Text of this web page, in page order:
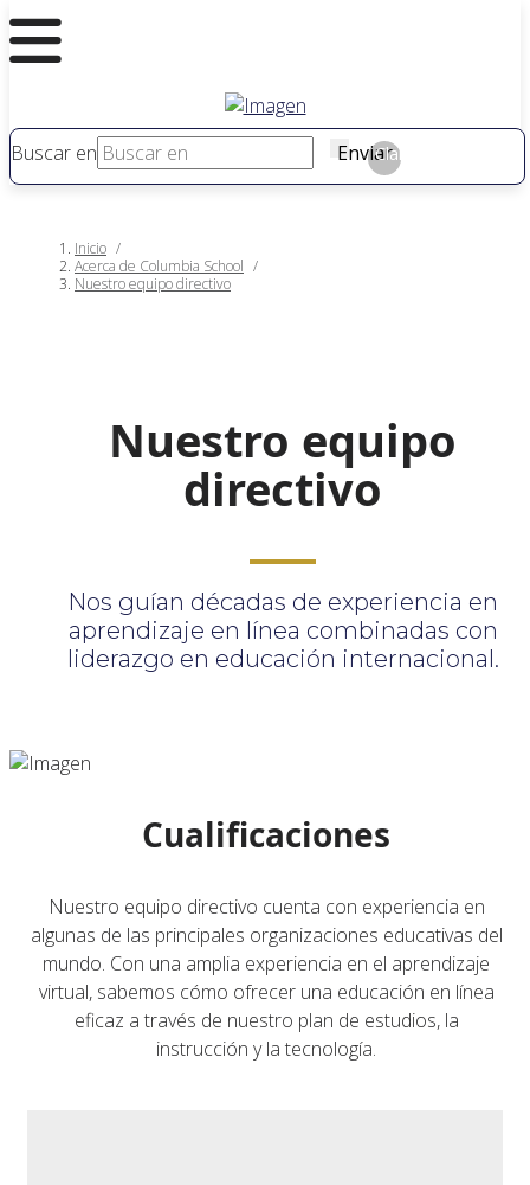
Buscar en Enviar
Claro
Inicio /
Acerca de Columbia School /
Nuestro equipo directivo
Nuestro equipo
directivo
Nos guían décadas de experiencia en
aprendizaje en línea combinadas con
liderazgo en educación internacional.
Cualificaciones
Nuestro equipo directivo cuenta con experiencia en
algunas de las principales organizaciones educativas del
mundo. Con una amplia experiencia en el aprendizaje
virtual, sabemos cómo ofrecer una educación en línea
eficaz a través de nuestro plan de estudios, la
instrucción y la tecnología.